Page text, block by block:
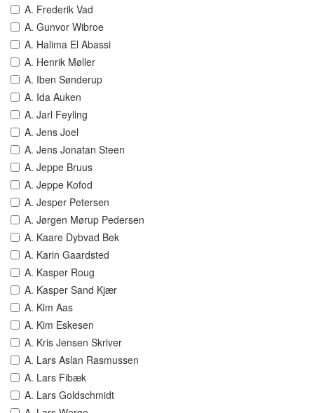
A. Frederik Vad
A. Gunvor Wibroe
A. Halima El Abassi
A. Henrik Møller
A. Iben Sønderup
A. Ida Auken
A. Jarl Feyling
A. Jens Joel
A. Jens Jonatan Steen
A. Jeppe Bruus
A. Jeppe Kofod
A. Jesper Petersen
A. Jørgen Mørup Pedersen
A. Kaare Dybvad Bek
A. Karin Gaardsted
A. Kasper Roug
A. Kasper Sand Kjær
A. Kim Aas
A. Kim Eskesen
A. Kris Jensen Skriver
A. Lars Aslan Rasmussen
A. Lars Fibæk
A. Lars Goldschmidt